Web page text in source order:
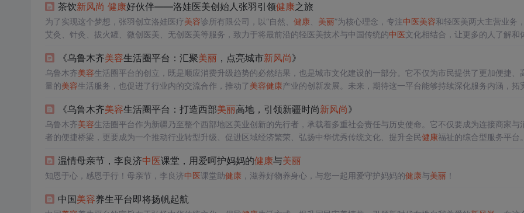
茶饮新风尚 健康好伙伴——洛娃医美创始人张羽引领健康之旅
为了实现这个梦想，张羽创立洛娃医疗美容诊所有限公司，以“自然、 健康、 美丽”为核心理念，专注 中医美容和轻医美两大主营业务
艾灸、针灸、拔火罐、微创医美、无创医美等服务，致力于将最前沿的轻医美技术与中国传统的中医文化相结合，让更多的人了解和
作为媒介，而茶自古以来就以其深厚的文化底蕴与 健康的特质深受国人喜爱。”茶饮亦属于
中医 与美丽之间的纽带。
《乌鲁木齐美容生活圈平台：汇聚美丽 ，点亮城市新风尚》
乌鲁木齐美容生活圈平台的创立，既是顺应消费升级趋势的必然结果，也是城市文化建设的一部分。它不仅为市民提供了更加便捷、
量的美容生活服务，也促进了行业内的交流合作，推动了美容健康产业的创新发展。未来，期待这一平台能够持续深化服务内涵，拓
《乌鲁木齐美容生活圈平台：打造西部美丽高地，引领新疆时尚新风尚》
乌鲁木齐美容生活圈平台作为新疆乃至整个西部地区美业创新的先行者，承载着多重社会责任与历史使命。它不仅要成为连接商家与
者的便捷桥梁，更要成为一个推动行业转型升级、促进区域经济繁荣、弘扬中华优秀传统文化、提升全民健康福祉的综合型服务平台
开发的故事。
温情母亲节，李良济中医课堂，用爱呵护妈妈的健康与美丽
知恩于心，感恩于行！母亲节，李良济中医课堂助健康，滋养好物养身心，与您一起用爱守护妈妈的健康与美丽！
中国美容养生平台即将扬帆起航